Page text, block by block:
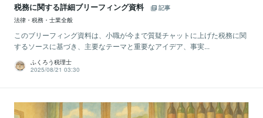
税務に関する詳細ブリーフィング資料
記事
法律・税務・士業全般
このブリーフィング資料は、小職が今まで質疑チャットに上げた税務に関
するソースに基づき、主要なテーマと重要なアイデア、事実...
ふくろう税理士
2025/08/21 03:30